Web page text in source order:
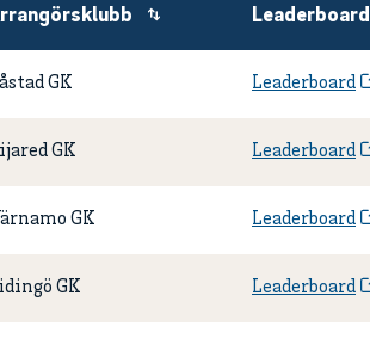
Leaderboard
GK Leaderboard
GK Leaderboard
GK Leaderboard
GK Leaderboard